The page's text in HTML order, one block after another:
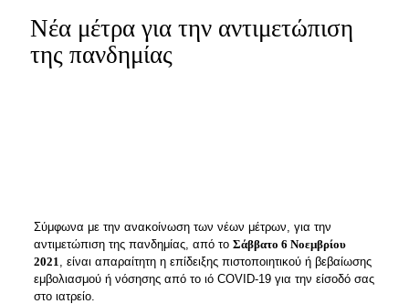
Νέα μέτρα για την αντιμετώπιση
της πανδημίας
Σύμφωνα με την ανακοίνωση των νέων μέτρων, για την
αντιμετώπιση της πανδημίας, από το Σάββατο 6 Νοεμβρίου
2021, είναι απαραίτητη η επίδειξης πιστοποιητικού ή βεβαίωσης
εμβολιασμού ή νόσησης από το ιό COVID-19 για την είσοδό σας
στο ιατρείο.